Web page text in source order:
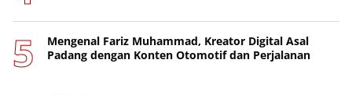
Mengenal Fariz Muhammad, Kreator Digital Asal
Padang dengan Konten Otomotif dan Perjalanan